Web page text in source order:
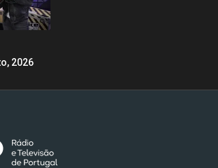
2026